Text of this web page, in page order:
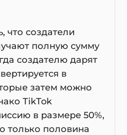
что создатели
полную сумму
создателю дарят
в
затем можно
TikTok
в размере 50%,
только половина